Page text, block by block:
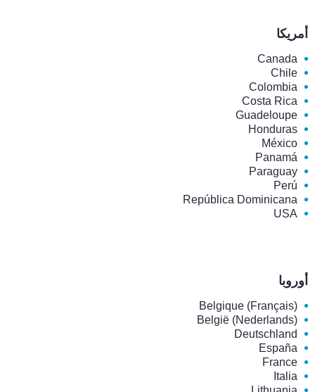
أمريكا
Canada
Chile
Colombia
Costa Rica
Guadeloupe
Honduras
México
Panamá
Paraguay
Perú
República Dominicana
USA
أوروبا
Belgique (Français)
België (Nederlands)
Deutschland
España
France
Italia